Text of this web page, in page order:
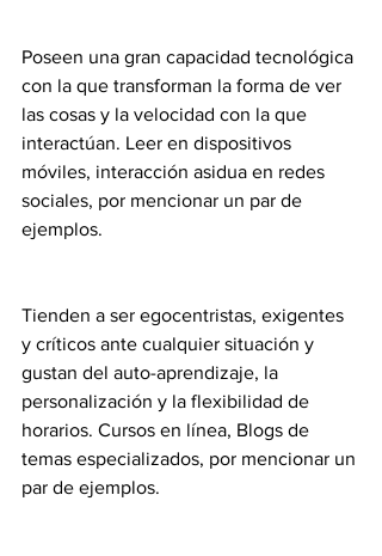
Poseen una gran capacidad tecnológica
con la que transforman la forma de ver
las cosas y la velocidad con la que
interactúan. Leer en dispositivos
móviles, interacción asidua en redes
sociales, por mencionar un par de
ejemplos.
Tienden a ser egocentristas, exigentes
y críticos ante cualquier situación y
gustan del auto-aprendizaje, la
personalización y la flexibilidad de
horarios. Cursos en línea, Blogs de
temas especializados, por mencionar un
par de ejemplos.